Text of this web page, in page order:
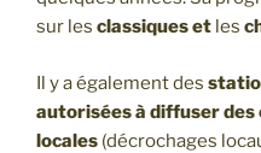
sur les classiques et les
Il y a également des
autorisées à diffuser
locales (décrochages